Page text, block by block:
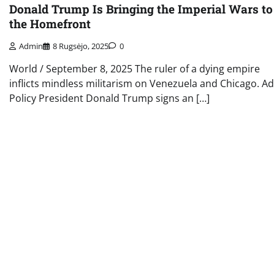
Donald Trump Is Bringing the Imperial Wars to
the Homefront
Admin 8 Rugsėjo, 2025 0
World / September 8, 2025 The ruler of a dying empire
inflicts mindless militarism on Venezuela and Chicago. Ad
Policy President Donald Trump signs an […]